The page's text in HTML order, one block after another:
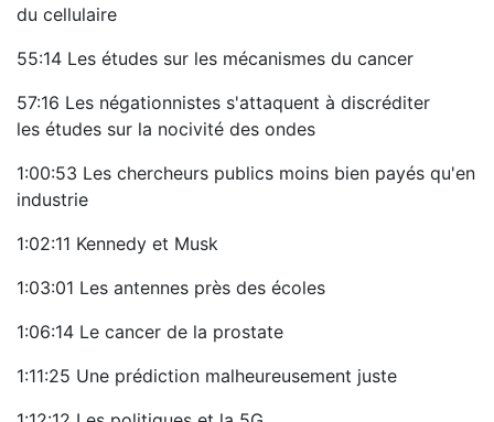
du cellulaire
55:14 Les études sur les mécanismes du cancer
57:16 Les négationnistes s'attaquent à discréditer
les études sur la nocivité des ondes
1:00:53 Les chercheurs publics moins bien payés qu'en
industrie
1:02:11 Kennedy et Musk
1:03:01 Les antennes près des écoles
1:06:14 Le cancer de la prostate
1:11:25 Une prédiction malheureusement juste